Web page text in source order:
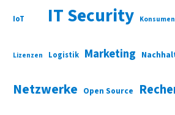
IoT IT Security
Lizenzen Logistik Marketing
Netzwerke Open Source